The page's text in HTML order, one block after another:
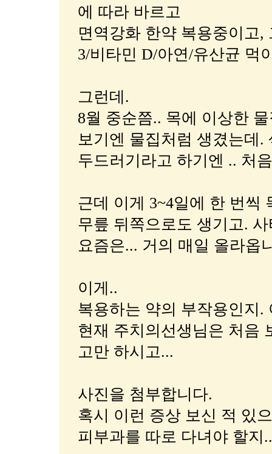
에 따라 바르고
면역강화 한약 복용중이고
3/비타민 D/아연/유산균 먹
그런데.
8월 중순쯤.. 목에 이상한
보기엔 물집처럼 생겼는데.
두드러기라고 하기엔 .. 처
근데 이게 3~4일에 한 번씩
무릎 뒤쪽으로도 생기고.
요즘은... 거의 매일 올라옵
이게..
복용하는 약의 부작용인지
현재 주치의선생님은 처음
고만 하시고...
사진을 첨부합니다.
혹시 이런 증상 보신 적 있
피부과를 따로 다녀야 할지